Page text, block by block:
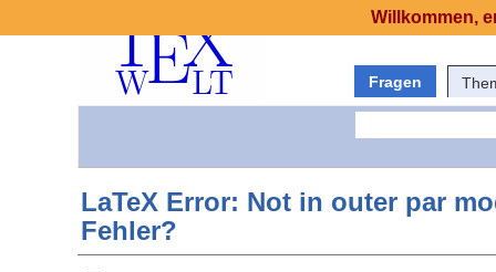
Fragen
LaTeX Error: Not in outer par
Fehler?
Willkommen,